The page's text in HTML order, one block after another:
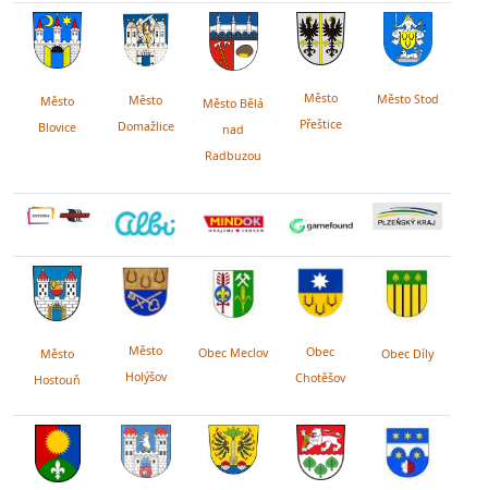
Město
Blovice
Město
Domažlice
Město Bělá
nad
Radbuzou
Město
Přeštice
Město Stod
Město
Hostouň
Město
Holýšov
Obec Meclov
Obec
Chotěšov
Obec Díly